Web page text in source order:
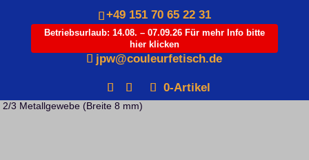
+49 151 70 65 22 31
Betriebsurlaub: 14.08. – 07.09.26 Für mehr Info bitte
hier klicken
jpw@couleurfetisch.de
0-Artikel
Products
Kategorie Bänder/Sektbänder
2/3 Metallgewebe (Breite 8 mm)